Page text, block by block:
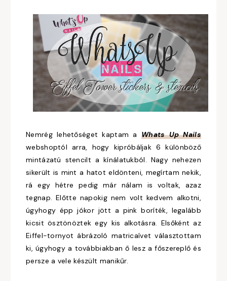
Nemrég lehetőséget kaptam a Whats Up Nails
webshoptól arra, hogy kipróbáljak 6 különböző
mintázatú stencilt a kínálatukból. Nagy nehezen
sikerült is mint a hatot eldönteni, megírtam nekik,
rá egy hétre pedig már nálam is voltak, azaz
tegnap. Előtte napokig nem volt kedvem alkotni,
úgyhogy épp jókor jött a pink boríték, legalább
kicsit ösztönöztek egy kis alkotásra. Elsőként az
Eiffel-tornyot ábrázoló matricaívet választottam
ki, úgyhogy a továbbiakban ő lesz a főszereplő és
persze a vele készült manikűr.